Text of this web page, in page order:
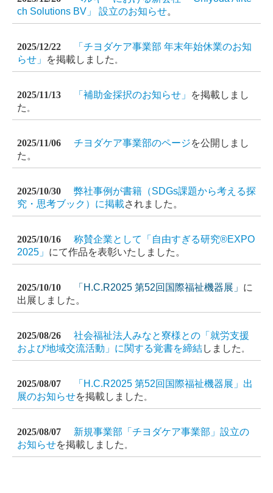
ch Solutions BV」 設立のお知らせ。
2025/12/22
「チヨダケア事業部 年末年始休業のお知
らせ」
を掲載しました 。
2025/11/13 「補助金採択のお知らせ」
を掲載しまし
た 。
2025/11/06 チヨダケア事業部のページを公開しまし
た 。
2025/10/30
弊社事例が書籍（SDGs課題から考える探
究・思考ブック）に掲載されました 。
2025/10/16
称賛企業として「自由すぎる研究®EXPO
2025」 にて作品を表彰いたしました。
2025/10/10 「H.C.R2025 第52回国際福祉機器展」 に
出展しました。
2025/08/26
社会福祉法人みなと寮様との「就労支援
および地域交流活動」に関する覚書を締結しました 。
2025/08/07
「H.C.R2025 第52回国際福祉機器展」出
展のお知らせを掲載しました 。
2025/08/07
新規事業部「チヨダケア事業部」設立の
お知らせを掲載しました 。